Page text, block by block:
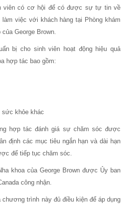
viên có cơ hội để có được sự tự tin về
việc với khách hàng tại Phòng khám
George Brown.
bị cho sinh viên hoạt động hiệu quả
hợp tác bao gồm:
sức khỏe khác
hợp tác đánh giá sự chăm sóc được
định các mục tiêu ngắn hạn và dài hạn
để tiếp tục chăm sóc.
khoa của George Brown được Ủy ban
công nhận.
chương trình này đủ điều kiện để áp dụng